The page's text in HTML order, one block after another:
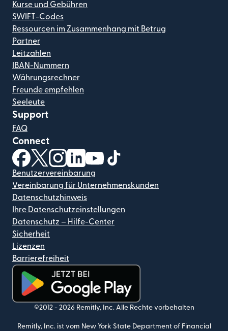
Kurse und Gebühren
SWIFT-Codes
Ressourcen im Zusammenhang mit Betrug
Partner
Leitzahlen
IBAN-Nummern
Währungsrechner
Freunde empfehlen
Seeleute
Support
FAQ
Connect
(wird in einem neuen Fenster geöffnet)
(wird in einem neuen Fenster geöffnet)
(wird in einem neuen Fenster geöffnet)
(wird in einem neuen Fenster geöffnet)
(wird in einem neuen Fenster
Benutzervereinbarung
Vereinbarung für Unternehmenskunden
Datenschutzhinweis
Ihre Datenschutzeinstellungen
Datenschutz – Hilfe-Center
Sicherheit
Lizenzen
Barrierefreiheit
(wird in einem neuen Fenster geöffnet)
©2012 - 2026 Remitly, Inc. Alle Rechte vorbehalten
Remitly, Inc. ist vom New York State Department of Financial